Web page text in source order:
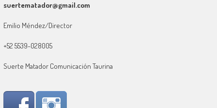
suertematador@gmail.com
Emilio Méndez/Director
+52 5539-028005
Suerte Matador Comunicación Taurina